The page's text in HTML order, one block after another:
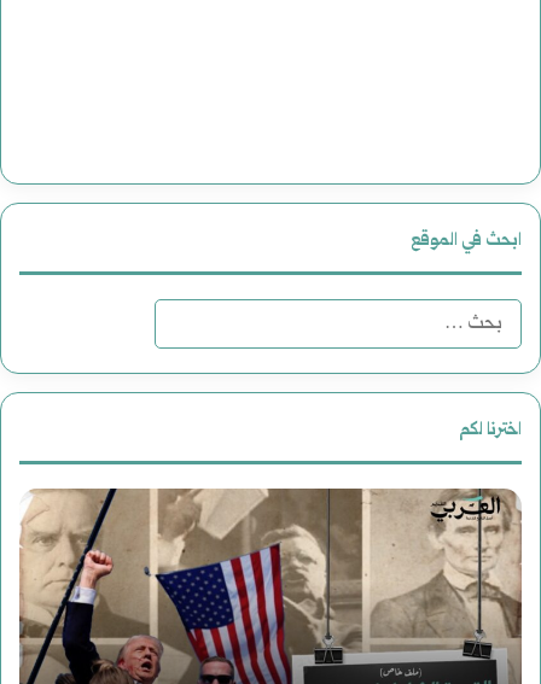
ابحث في الموقع
ل
ح
ع
ن
:
اخترنا لكم
ر
و
ا
ي
فبراير 19, 2025